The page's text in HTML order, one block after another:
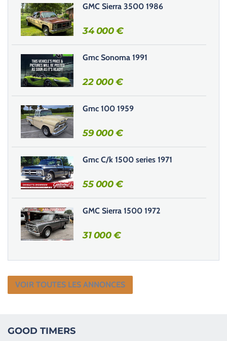
s
s
e
r
e
c
h
a
m
p
v
i
d
e
GMC Sierra 3500 1986
34 000€
Gmc Sonoma 1991
22 000€
Gmc 100 1959
59 000€
Gmc C/k 1500 series 1971
55 000€
GMC Sierra 1500 1972
31 000€
VOIR TOUTES LES ANNONCES
GOOD TIMERS